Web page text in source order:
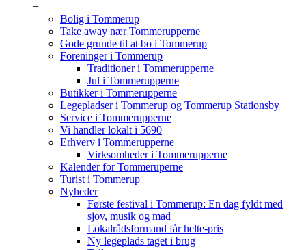
+
Bolig i Tommerup
Take away nær Tommerupperne
Gode grunde til at bo i Tommerup
Foreninger i Tommerup
Traditioner i Tommerupperne
Jul i Tommerupperne
Butikker i Tommerupperne
Legepladser i Tommerup og Tommerup Stationsby
Service i Tommerupperne
Vi handler lokalt i 5690
Erhverv i Tommerupperne
Virksomheder i Tommerupperne
Kalender for Tommeruperne
Turist i Tommerup
Nyheder
Første festival i Tommerup: En dag fyldt med
sjov, musik og mad
Lokalrådsformand får helte-pris
Ny legeplads taget i brug